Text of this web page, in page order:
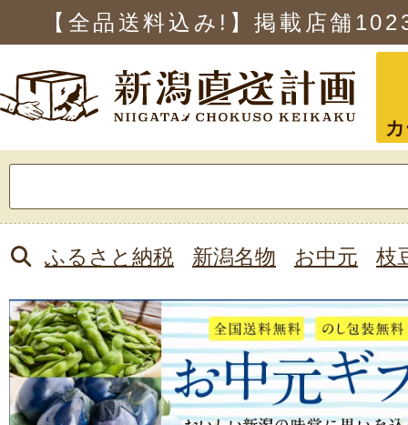
【全品送料込み!】掲載店舗
索:
ふるさと納税 新潟名物 お中元 枝